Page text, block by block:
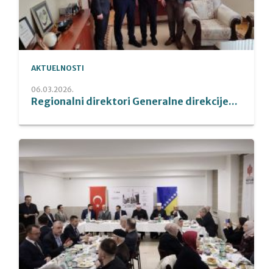
AKTUELNOSTI
06.03.2026.
Regionalni direktori Generalne direkcije...